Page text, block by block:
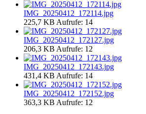
IMG_20250412_172114.jpg
225,7 KB Aufrufe: 14
IMG_20250412_172127.jpg
206,3 KB Aufrufe: 12
IMG_20250412_172143.jpg
431,4 KB Aufrufe: 14
IMG_20250412_172152.jpg
363,3 KB Aufrufe: 12